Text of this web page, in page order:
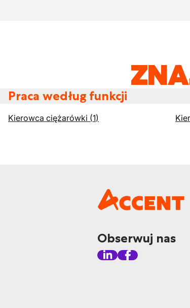
Praca według funkcji
Kierowca ciężarówki (1)
Obserwuj nas